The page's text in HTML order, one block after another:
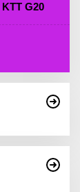
G20